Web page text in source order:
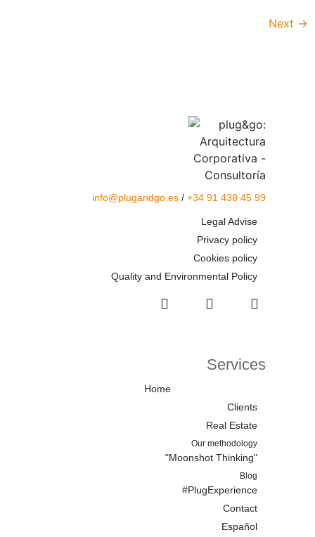
Next →
Services
Home
Clients
Real Estate
Our methodology
"Moonshot Thinking"
Blog
#PlugExperience
Contact
Español
info@plugandgo.es / +34 91 438 45 99
Legal Advise
Privacy policy
Cookies policy
Quality and Environmental Policy